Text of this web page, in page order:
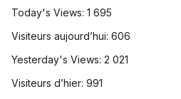
Today's Views: 1 695
Visiteurs aujourd’hui: 606
Yesterday's Views: 2 021
Visiteurs d’hier: 991